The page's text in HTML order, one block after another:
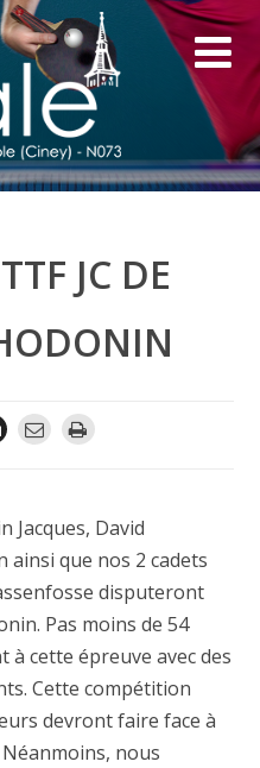
JC DE
Jacques, David
ainsi que nos 2 cadets
disputeront
Pas moins de 54
cette épreuve avec des
Cette compétition
devront faire face à
nous